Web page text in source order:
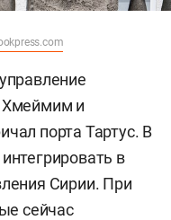
Хмеймим и
порта Тартус. В
в
Сирии. При
сейчас